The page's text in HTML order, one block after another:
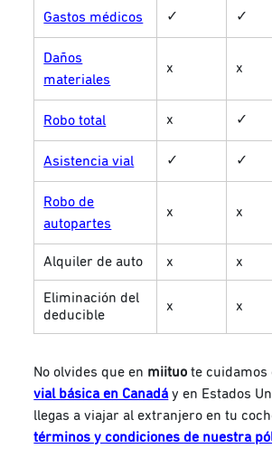
Gastos médicos ✓ ✓
Daños
materiales
x x
Robo total x ✓
Asistencia vial ✓ ✓
Robo de
autopartes
x x
Alquiler de auto x x
Eliminación del
deducible
x x
No olvides que en miituo te cuidamos
vial básica en Canadá y en Estados
llegas a viajar al extranjero en tu
términos y condiciones de nuestra